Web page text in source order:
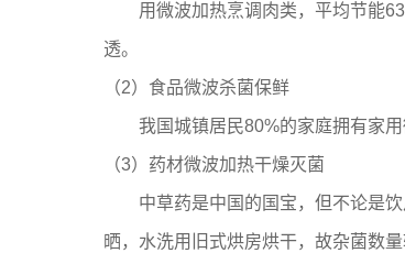
用微波加热烹调肉类，平均节能
透。
（2）食品微波杀菌保鲜
我国城镇居民80%的家庭拥有家用
（3）药材微波加热干燥灭菌
中草药是中国的国宝，但不论是饮
晒，水洗用旧式烘房烘干，故杂菌数